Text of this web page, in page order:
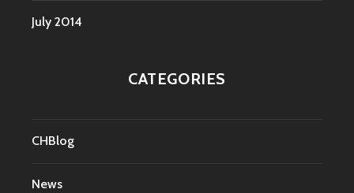
July 2014
CATEGORIES
CHBlog
News